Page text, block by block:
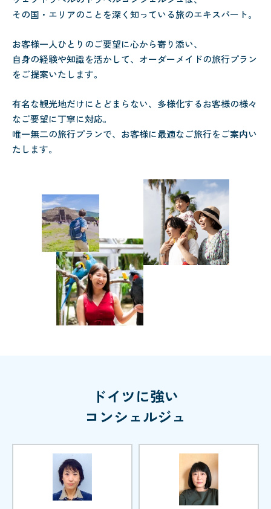
その国・エリアのことを深く知っている旅のエキスパート。
お客様一人ひとりのご要望に心から寄り添い、
自身の経験や知識を活かして、オーダーメイドの旅行プラン
をご提案いたします。
有名な観光地だけにとどまらない、多様化するお客様の様々
なご要望に丁寧に対応。
唯一無二の旅行プランで、お客様に最適なご旅行をご案内い
たします。
ドイツに強い
コンシェルジュ